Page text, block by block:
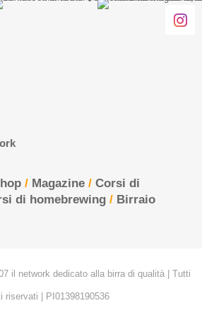
/ Magazine / Corsi di
di homebrewing / Birraio
il network dedicato alla birra di qualità | Tutti
riservati | PI01398190536